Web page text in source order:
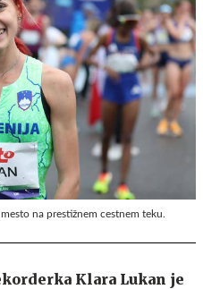
na prestižnem cestnem teku.
Klara Lukan je